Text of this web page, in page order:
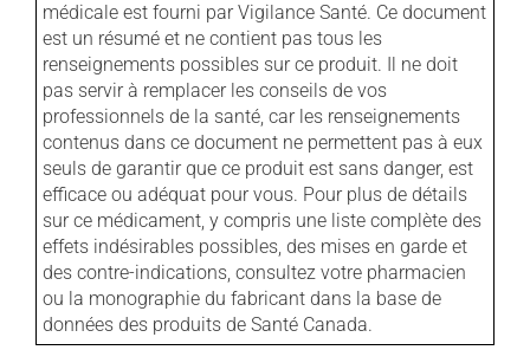
médicale est fourni par Vigilance Santé. Ce document
est un résumé et ne contient pas tous les
renseignements possibles sur ce produit. Il ne doit
pas servir à remplacer les conseils de vos
professionnels de la santé, car les renseignements
contenus dans ce document ne permettent pas à eux
seuls de garantir que ce produit est sans danger, est
efficace ou adéquat pour vous. Pour plus de détails
sur ce médicament, y compris une liste complète des
effets indésirables possibles, des mises en garde et
des contre-indications, consultez votre pharmacien
ou la monographie du fabricant dans la base de
données des produits de Santé Canada.